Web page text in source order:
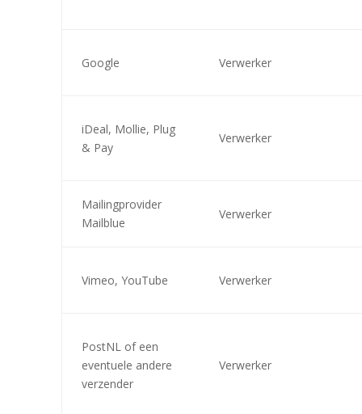
Google Verwerker
iDeal, Mollie, Plug
& Pay
Verwerker
Mailingprovider
Mailblue
Verwerker
Vimeo, YouTube Verwerker
PostNL of een
eventuele andere
verzender
Verwerker